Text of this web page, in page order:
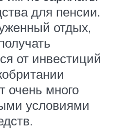
для пенсии.
отдых,
от инвестиций
очень много
условиями